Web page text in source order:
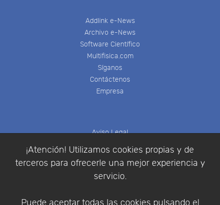
¡Atención! Utilizamos cookies propias y de
terceros para ofrecerle una mejor experiencia y
servicio.
Puede aceptar todas las cookies pulsando el
Addlink e-News
Archivo e-News
Software Científico
Multifisica.com
Síganos
Contáctenos
Empresa
Aviso Legal
Condiciones de compra
Identificarse